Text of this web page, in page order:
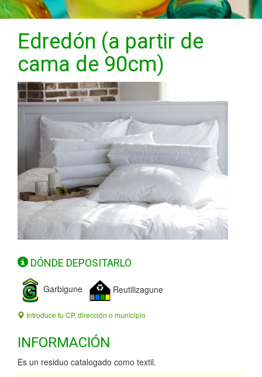
Edredón (a partir de
cama de 90cm)
DÓNDE DEPOSITARLO
Garbigune Reutilizagune
Introduce tu CP, dirección o municipio
INFORMACIÓN
Es un residuo catalogado como textil.